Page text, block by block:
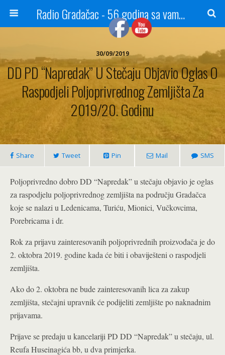
Radio Gradačac - 56 godina sa vama...
30/09/2019
DD PD “Napredak” U Stečaju Objavio Oglas O
Raspodjeli Poljoprivrednog Zemljišta Za
2019/20. Godinu
Share Tweet Pin Mail SMS
Poljoprivredno dobro DD “Napredak” u stečaju objavio je oglas
za raspodjelu poljoprivrednog zemljišta na području Gradačca
koje se nalazi u Ledenicama, Turiću, Mionici, Vučkovcima,
Porebricama i dr.
Rok za prijavu zainteresovanih poljoprivrednih proizvođača je do
2. oktobra 2019. godine kada će biti i obaviješteni o raspodjeli
zemljišta.
Ako do 2. oktobra ne bude zainteresovanih lica za zakup
zemljišta, stečajni upravnik će podijeliti zemljište po naknadnim
prijavama.
Prijave se predaju u kancelariji PD DD “Napredak” u stečaju, ul.
Reufa Huseinagića bb, u dva primjerka.